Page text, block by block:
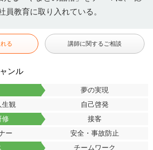
員教育に取り入れている。
る 講師に関するご相談
ンル
夢の実現
生観
自己啓発
修
接客
ー
安全・事故防止
チームワーク